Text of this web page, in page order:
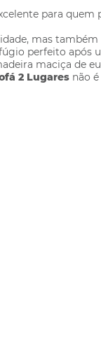
para
mas
perfeito
maciça de
2 Lugares não